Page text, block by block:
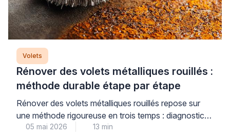
Volets
Rénover des volets métalliques rouillés :
méthode durable étape par étape
Rénover des volets métalliques rouillés repose sur
une méthode rigoureuse en trois temps : diagnostic
précis du niveau de corrosion, décapage adapté au
05 mai 2026 13 min